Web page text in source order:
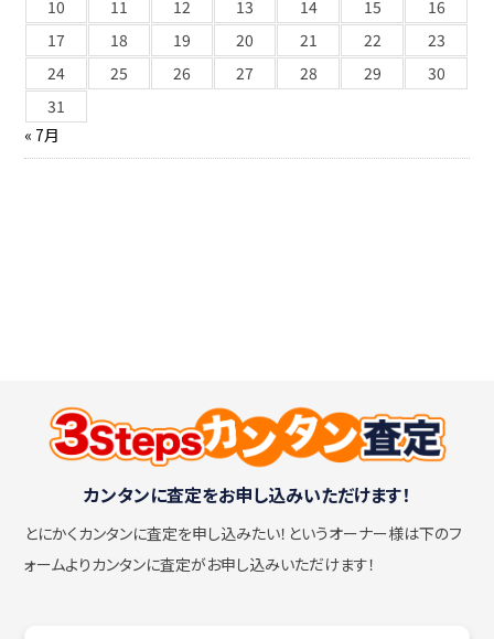
10
11 12 13 14 15
16
17
18 19 20 21 22
23
24
25 26 27 28 29
30
31
« 7月
カンタンに査定をお申し込みいただけます！
とにかくカンタンに査定を申し込みたい！ というオーナー様は下のフ
ォームよりカンタンに査定がお申し込みいただけます！